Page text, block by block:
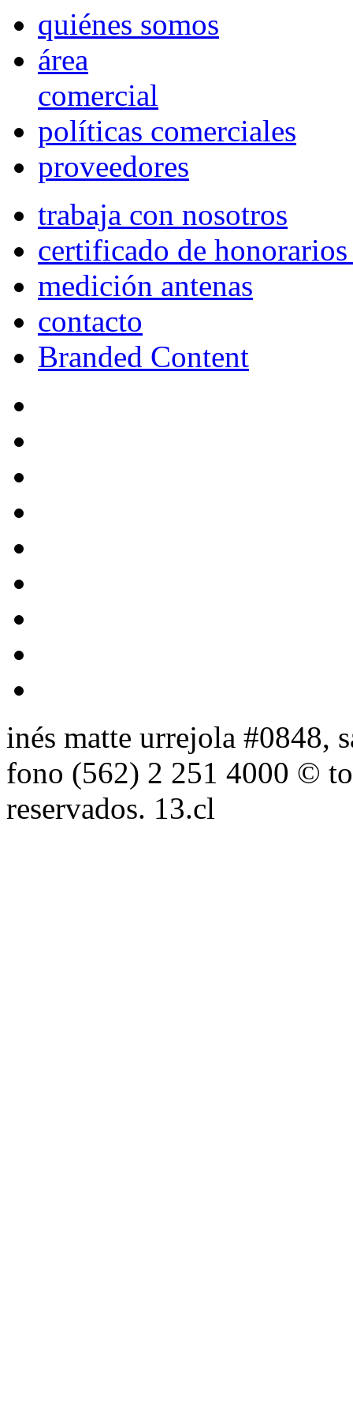
quiénes somos
área
comercial
políticas comerciales
proveedores
trabaja con nosotros
certificado de
medición antenas
contacto
Branded Content
inés matte urrejola #0848,
fono (562) 2 251 4000 ©
reservados. 13.cl